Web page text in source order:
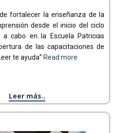
fortalecer la enseñanza de la
desde el inicio del ciclo
a cabo en la Escuela Patricias
de las capacitaciones de
te ayuda” Read more
Leer más..